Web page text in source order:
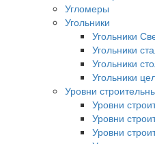
Угломеры
Угольники
Угольники
Угольники
Угольники
Угольники
Уровни
Уровни
Уровни
Уровни